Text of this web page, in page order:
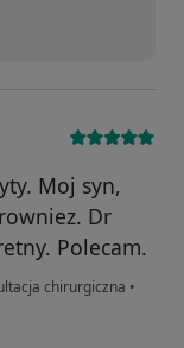
Moj syn,
Dr
Polecam.
chirurgiczna •